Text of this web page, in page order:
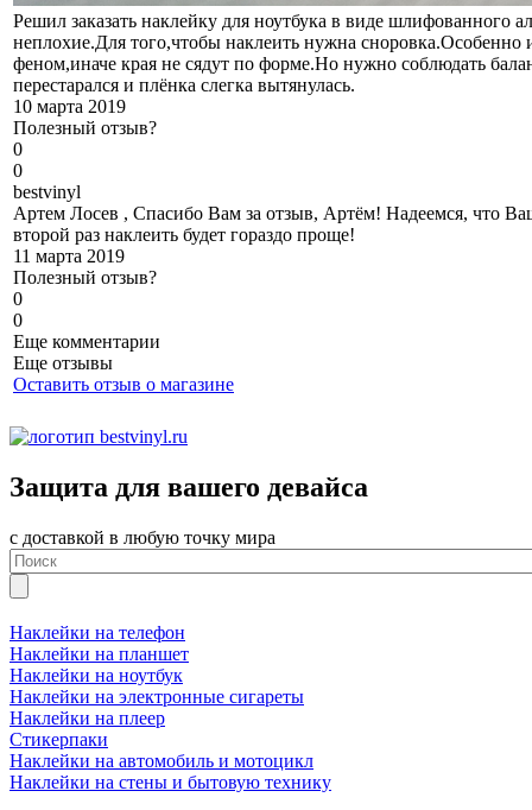
Решил заказать наклейку для ноутбука в виде
неплохие.Для того,чтобы наклеить нужна сноровка.Особенно
феном,иначе края не сядут по форме.Но нужно соблюдать
перестарался и плёнка слегка вытянулась.
10 марта 2019
Полезный отзыв?
0
0
bestvinyl
Артем Лосев , Спасибо Вам за отзыв, Артём! Надеемся, что
второй раз наклеить будет гораздо проще!
11 марта 2019
Полезный отзыв?
0
0
Еще комментарии
Еще отзывы
Оставить отзыв о магазине
Защита для вашего девайса
с доставкой в любую точку мира
Наклейки на телефон
Наклейки на планшет
Наклейки на ноутбук
Наклейки на электронные сигареты
Наклейки на плеер
Стикерпаки
Наклейки на автомобиль и мотоцикл
Наклейки на стены и бытовую технику